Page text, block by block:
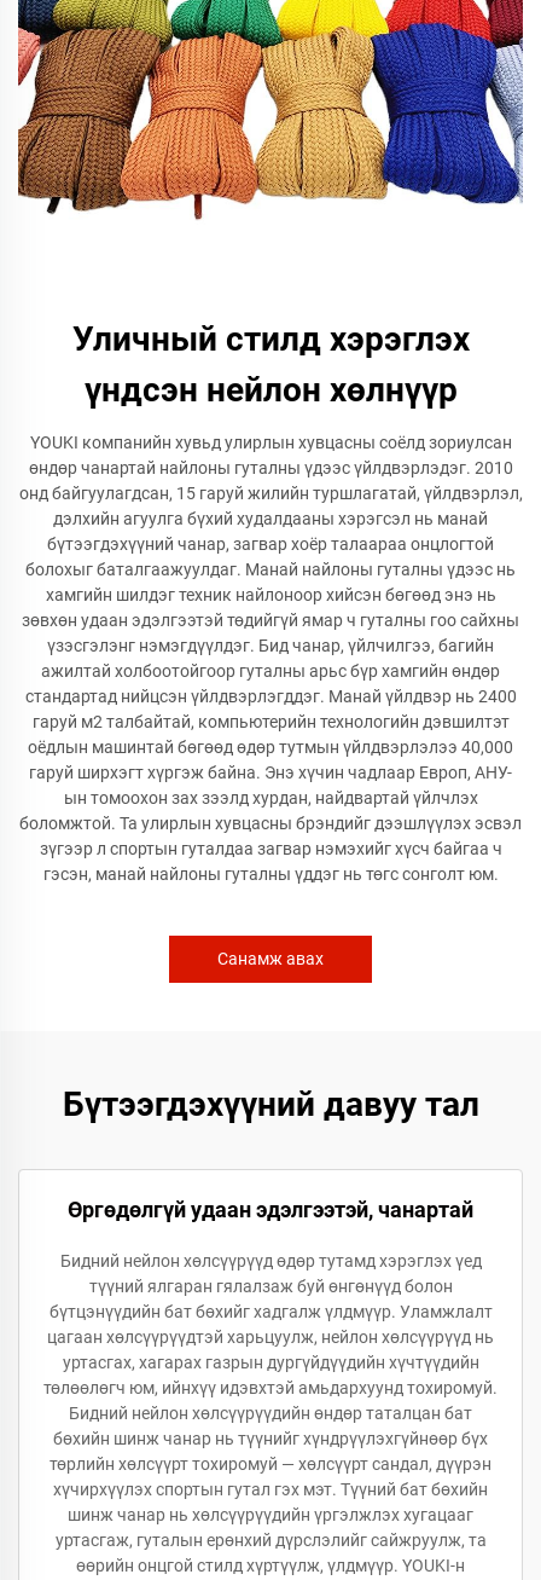
Уличный стилд хэрэглэх
үндсэн нейлон хөлнүүр
YOUKI компанийн хувьд улирлын хувцасны соёлд зориулсан
өндөр чанартай найлоны гуталны үдээс үйлдвэрлэдэг. 2010
онд байгуулагдсан, 15 гаруй жилийн туршлагатай, үйлдвэрлэл,
дэлхийн агуулга бүхий худалдааны хэрэгсэл нь манай
бүтээгдэхүүний чанар, загвар хоёр талаараа онцлогтой
болохыг баталгаажуулдаг. Манай найлоны гуталны үдээс нь
хамгийн шилдэг техник найлоноор хийсэн бөгөөд энэ нь
зөвхөн удаан эдэлгээтэй төдийгүй ямар ч гуталны гоо сайхны
үзэсгэлэнг нэмэгдүүлдэг. Бид чанар, үйлчилгээ, багийн
ажилтай холбоотойгоор гуталны арьс бүр хамгийн өндөр
стандартад нийцсэн үйлдвэрлэгддэг. Манай үйлдвэр нь 2400
гаруй м2 талбайтай, компьютерийн технологийн дэвшилтэт
оёдлын машинтай бөгөөд өдөр тутмын үйлдвэрлэлээ 40,000
гаруй ширхэгт хүргэж байна. Энэ хүчин чадлаар Европ, АНУ-
ын томоохон зах зээлд хурдан, найдвартай үйлчлэх
боломжтой. Та улирлын хувцасны брэндийг дээшлүүлэх эсвэл
зүгээр л спортын гуталдаа загвар нэмэхийг хүсч байгаа ч
гэсэн, манай найлоны гуталны үддэг нь төгс сонголт юм.
Санамж авах
Бүтээгдэхүүний давуу тал
Өргөдөлгүй удаан эдэлгээтэй, чанартай
Бидний нейлон хөлсүүрүүд өдөр тутамд хэрэглэх үед
түүний ялгаран гялалзаж буй өнгөнүүд болон
бүтцэнүүдийн бат бөхийг хадгалж үлдмүүр. Уламжлалт
цагаан хөлсүүрүүдтэй харьцуулж, нейлон хөлсүүрүүд нь
уртасгах, хагарах газрын дургүйдүүдийн хүчтүүдийн
төлөөлөгч юм, ийнхүү идэвхтэй амьдархуунд тохиромуй.
Бидний нейлон хөлсүүрүүдийн өндөр таталцан бат
бөхийн шинж чанар нь түүнийг хүндрүүлэхгүйнөөр бүх
төрлийн хөлсүүрт тохиромуй — хөлсүүрт сандал, дүүрэн
хүчирхүүлэх спортын гутал гэх мэт. Түүний бат бөхийн
шинж чанар нь хөлсүүрүүдийн үргэлжлэх хугацааг
уртасгаж, гуталын ерөнхий дүрслэлийг сайжруулж, та
өөрийн онцгой стилд хүртүүлж, үлдмүүр. YOUKI-н